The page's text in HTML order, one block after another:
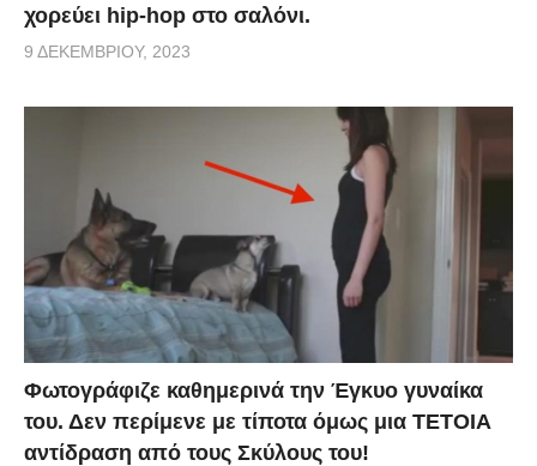
χορεύει hip-hop στο σαλόνι.
9 ΔΕΚΕΜΒΡΊΟΥ, 2023
Φωτογράφιζε καθημερινά την Έγκυο γυναίκα
του. Δεν περίμενε με τίποτα όμως μια ΤΕΤΟΙΑ
αντίδραση από τους Σκύλους του!